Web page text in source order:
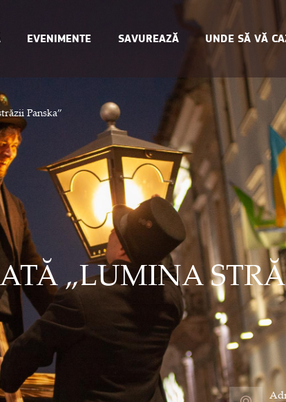
EVENIMENTE SAVUREAZĂ UNDE SĂ VĂ
Panska”
„LUMINA